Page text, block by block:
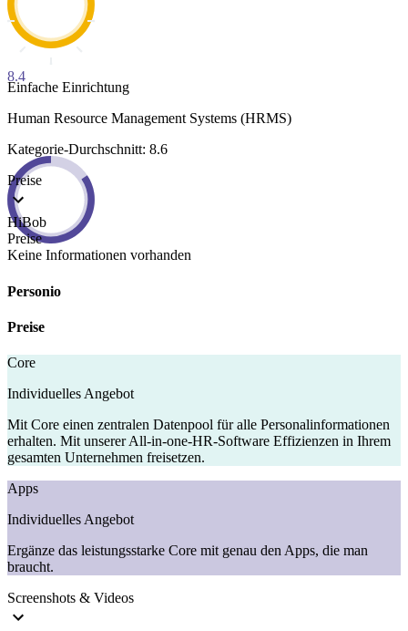
8.4
Einfache Einrichtung
Human Resource Management Systems (HRMS)
Kategorie-Durchschnitt: 8.6
Preise
HiBob
Preise
Keine Informationen vorhanden
Personio
Preise
Core
Individuelles Angebot
Mit Core einen zentralen Datenpool für alle Personalinformationen
erhalten. Mit unserer All-in-one-HR-Software Effizienzen in Ihrem
gesamten Unternehmen freisetzen.
Apps
Individuelles Angebot
Ergänze das leistungsstarke Core mit genau den Apps, die man
braucht.
Screenshots & Videos